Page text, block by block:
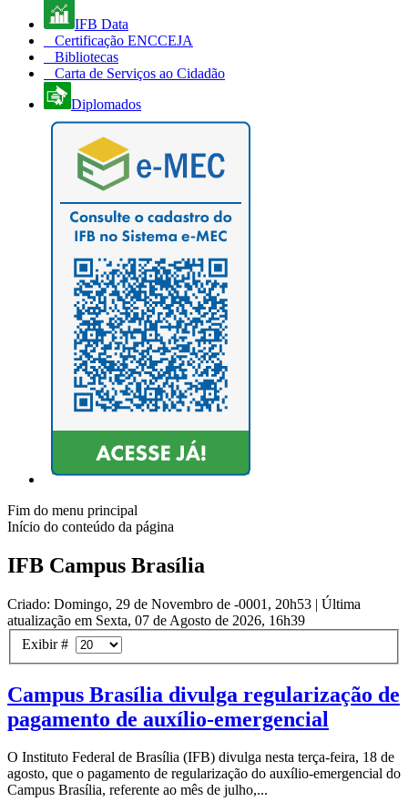
IFB Data
Certificação ENCCEJA
Bibliotecas
Carta de Serviços ao Cidadão
Diplomados
Fim do menu principal
Início do conteúdo da página
IFB Campus Brasília
Criado: Domingo, 29 de Novembro de -0001, 20h53 | Última
atualização em Sexta, 07 de Agosto de 2026, 16h39
Exibir #
Campus Brasília divulga regularização de
pagamento de auxílio-emergencial
O Instituto Federal de Brasília (IFB) divulga nesta terça-feira, 18 de
agosto, que o pagamento de regularização do auxílio-emergencial do
Campus Brasília, referente ao mês de julho,...